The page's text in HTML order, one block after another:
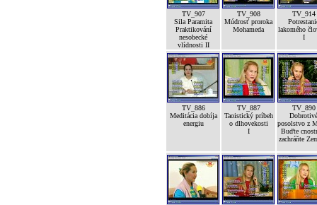
TV_907
Sila Paramita
Praktikování
nesobecké
vlídnosti II
TV_908
Múdrosť proroka
Mohameda
TV_914
lakomého
I
TV_886
Meditácia dobíja
energiu
TV_887
Taoistický príbeh
o dlhovekosti
I
TV_890
Dobrotivé
posolstvo z
Buďte
zachráňte